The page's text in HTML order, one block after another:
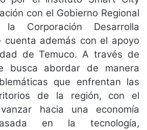
con el Gobierno Regional
Corporación Desarrolla
cuenta además con el apoyo
de Temuco. A través de
busca abordar de manera
que enfrentan las
de la región, con el
hacia una economía
en la tecnología,